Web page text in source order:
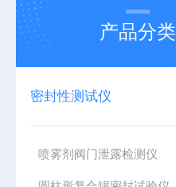
产品分类
密封性测试仪
喷雾剂阀门泄露检测仪